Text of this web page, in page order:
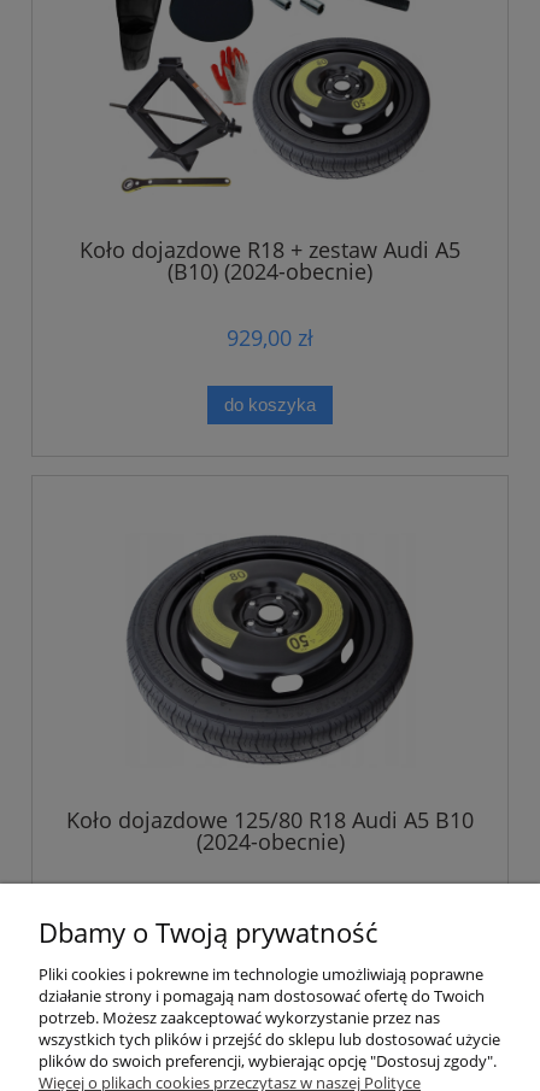
Koło dojazdowe R18 + zestaw Audi A5
(B10) (2024-obecnie)
929,00 zł
do koszyka
Koło dojazdowe 125/80 R18 Audi A5 B10
(2024-obecnie)
do koszyka
Pomoc
Dbamy o Twoją prywatność
Pliki cookies i pokrewne im technologie umożliwiają poprawne
działanie strony i pomagają nam dostosować ofertę do Twoich
potrzeb. Możesz zaakceptować wykorzystanie przez nas
wszystkich tych plików i przejść do sklepu lub dostosować użycie
plików do swoich preferencji, wybierając opcję "Dostosuj zgody".
Więcej o plikach cookies przeczytasz w naszej Polityce